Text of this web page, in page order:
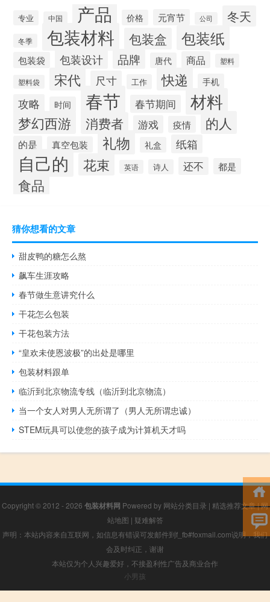
专业 中国 产品 价格 元宵节 公司 冬天
冬季 包装材料 包装盒 包装纸
包装袋 包装设计 品牌 唐代 商品 塑料
塑料袋 宋代 尺寸 工作 快递 手机
攻略 时间 春节 春节期间 材料
梦幻西游 消费者 游戏 疫情 的人
的是 真空包装 礼物 礼盒 纸箱
自己的 花束 英语 诗人 还不 都是
食品
猜你想看的文章
甜皮鸭的糖怎么熬
飙车生涯攻略
春节做生意讲究什么
干花怎么包装
干花包装方法
“皇欢未使恩波极”的出处是哪里
包装材料跟单
临沂到北京物流专线（临沂到北京物流）
当一个女人对男人无所谓了（男人无所谓忠诚）
STEM玩具可以使您的孩子成为计算机天才吗
Copyright © 2012 - 2026 包装材料网 Powered by 网站分类目录 | 精选推荐文章|网
站地图 | 疑难解答
声明：本站内容来自互联网，如信息有错误可发邮件到f_fb#foxmail.com说明，我们
会及时纠正，谢谢
本站仅为个人兴趣爱好，不接盈利性广告及商业合作
小男孩